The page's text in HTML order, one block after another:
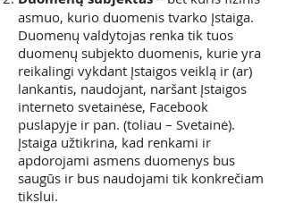
asmuo, kurio duomenis tvarko Įstaiga.
Duomenų valdytojas renka tik tuos
duomenų subjekto duomenis, kurie yra
reikalingi vykdant Įstaigos veiklą ir (ar)
lankantis, naudojant, naršant Įstaigos
interneto svetainėse, Facebook
puslapyje ir pan. (toliau – Svetainė).
Įstaiga užtikrina, kad renkami ir
apdorojami asmens duomenys bus
saugūs ir bus naudojami tik konkrečiam
tikslui.